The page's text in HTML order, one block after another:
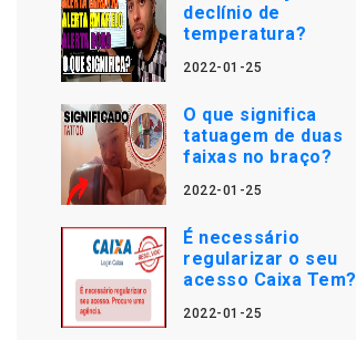
declínio de
temperatura?
2022-01-25
O que significa
tatuagem de duas
faixas no braço?
2022-01-25
É necessário
regularizar o seu
acesso Caixa Tem?
2022-01-25